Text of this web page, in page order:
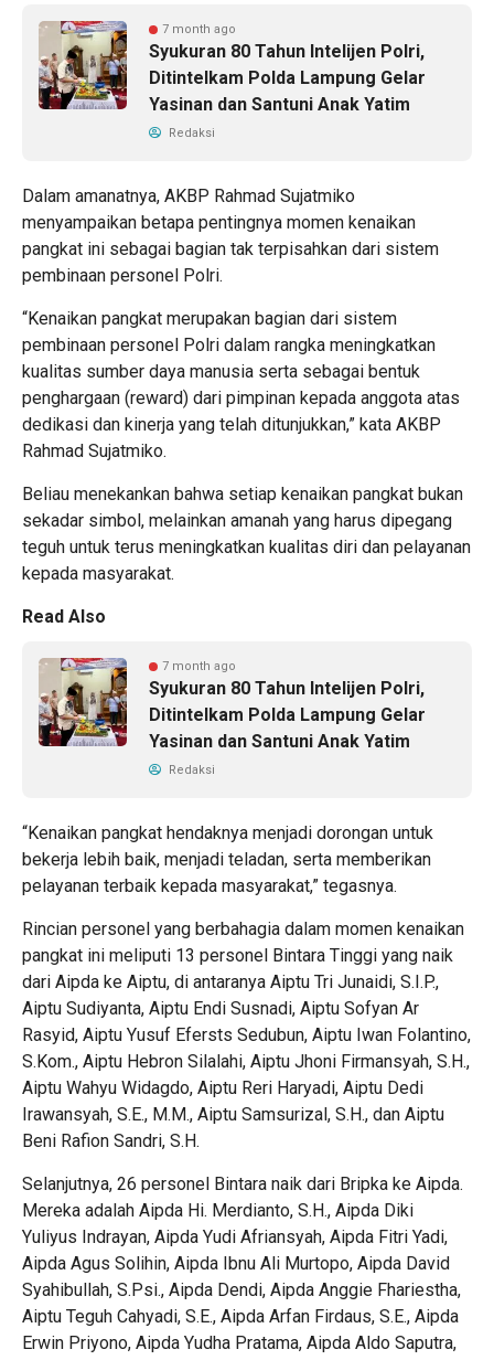
7 month ago
Syukuran 80 Tahun Intelijen Polri,
Ditintelkam Polda Lampung Gelar
Yasinan dan Santuni Anak Yatim
Redaksi
Dalam amanatnya, AKBP Rahmad Sujatmiko
menyampaikan betapa pentingnya momen kenaikan
pangkat ini sebagai bagian tak terpisahkan dari sistem
pembinaan personel Polri.
“Kenaikan pangkat merupakan bagian dari sistem
pembinaan personel Polri dalam rangka meningkatkan
kualitas sumber daya manusia serta sebagai bentuk
penghargaan (reward) dari pimpinan kepada anggota atas
dedikasi dan kinerja yang telah ditunjukkan,” kata AKBP
Rahmad Sujatmiko.
Beliau menekankan bahwa setiap kenaikan pangkat bukan
sekadar simbol, melainkan amanah yang harus dipegang
teguh untuk terus meningkatkan kualitas diri dan pelayanan
kepada masyarakat.
Read Also
7 month ago
Syukuran 80 Tahun Intelijen Polri,
Ditintelkam Polda Lampung Gelar
Yasinan dan Santuni Anak Yatim
Redaksi
“Kenaikan pangkat hendaknya menjadi dorongan untuk
bekerja lebih baik, menjadi teladan, serta memberikan
pelayanan terbaik kepada masyarakat,” tegasnya.
Rincian personel yang berbahagia dalam momen kenaikan
pangkat ini meliputi 13 personel Bintara Tinggi yang naik
dari Aipda ke Aiptu, di antaranya Aiptu Tri Junaidi, S.I.P.,
Aiptu Sudiyanta, Aiptu Endi Susnadi, Aiptu Sofyan Ar
Rasyid, Aiptu Yusuf Efersts Sedubun, Aiptu Iwan Folantino,
S.Kom., Aiptu Hebron Silalahi, Aiptu Jhoni Firmansyah, S.H.,
Aiptu Wahyu Widagdo, Aiptu Reri Haryadi, Aiptu Dedi
Irawansyah, S.E., M.M., Aiptu Samsurizal, S.H., dan Aiptu
Beni Rafion Sandri, S.H.
Selanjutnya, 26 personel Bintara naik dari Bripka ke Aipda.
Mereka adalah Aipda Hi. Merdianto, S.H., Aipda Diki
Yuliyus Indrayan, Aipda Yudi Afriansyah, Aipda Fitri Yadi,
Aipda Agus Solihin, Aipda Ibnu Ali Murtopo, Aipda David
Syahibullah, S.Psi., Aipda Dendi, Aipda Anggie Fhariestha,
Aiptu Teguh Cahyadi, S.E., Aipda Arfan Firdaus, S.E., Aipda
Erwin Priyono, Aipda Yudha Pratama, Aipda Aldo Saputra,